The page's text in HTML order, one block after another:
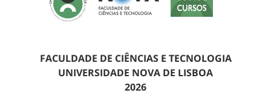
FACULDADE DE CIÊNCIAS E TECNOLOGIA
UNIVERSIDADE NOVA DE LISBOA
2026